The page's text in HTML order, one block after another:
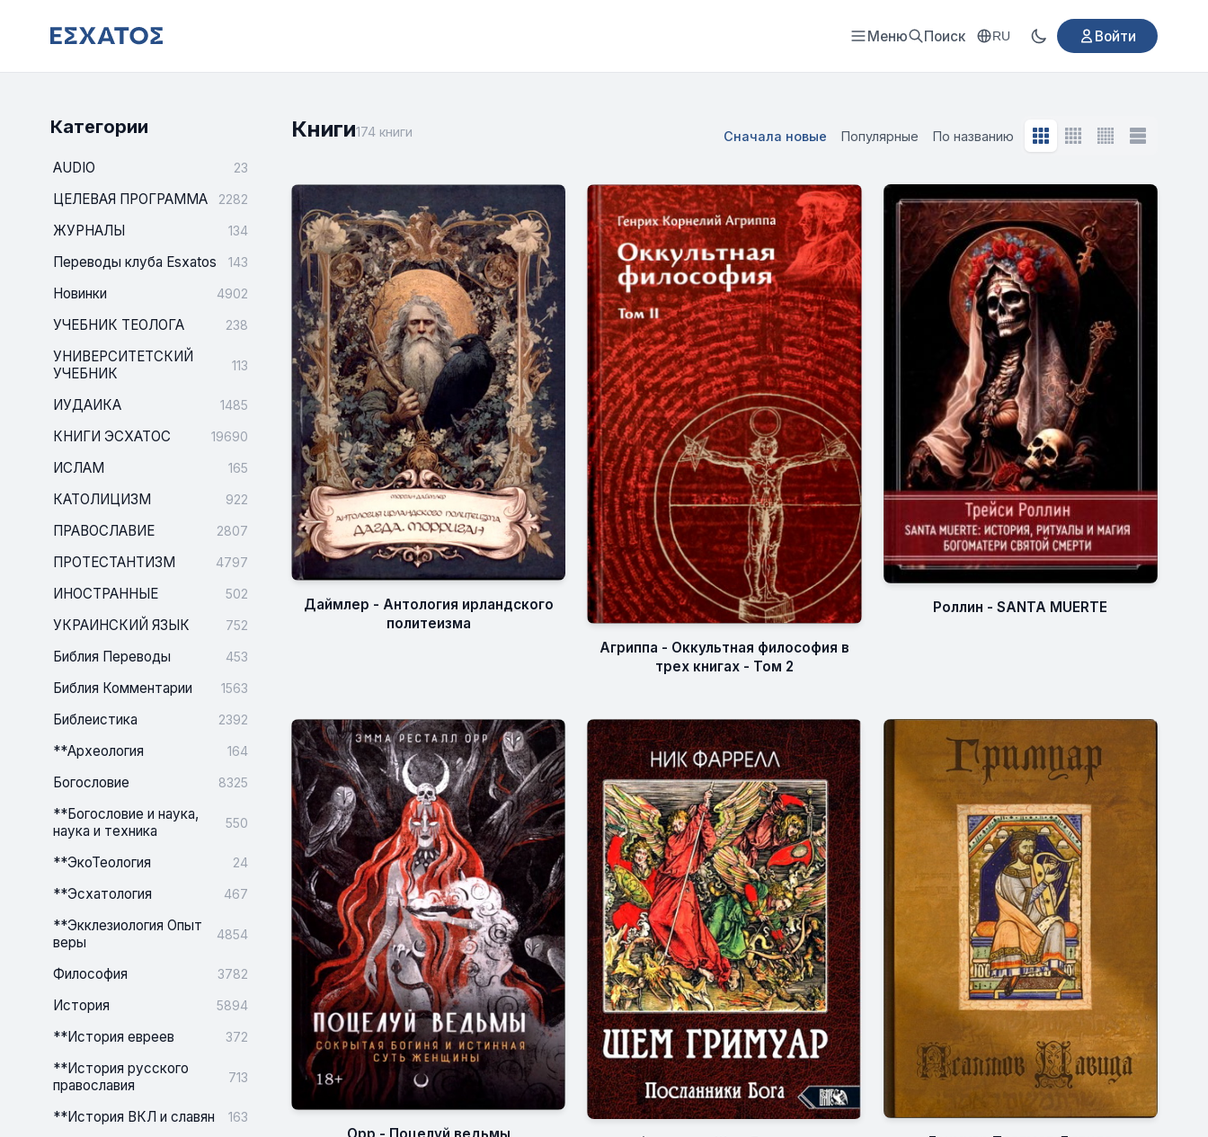
Меню Поиск RU Войти
Категории
AUDIO 23
ЦЕЛЕВАЯ ПРОГРАММА 2282
ЖУРНАЛЫ 134
Переводы клуба Esxatos 143
Новинки 4902
УЧЕБНИК ТЕОЛОГА 238
УНИВЕРСИТЕТСКИЙ
УЧЕБНИК
113
ИУДАИКА 1485
КНИГИ ЭСХАТОС 19690
ИСЛАМ 165
КАТОЛИЦИЗМ 922
ПРАВОСЛАВИЕ 2807
ПРОТЕСТАНТИЗМ 4797
ИНОСТРАННЫЕ 502
УКРАИНСКИЙ ЯЗЫК 752
Библия Переводы 453
Библия Комментарии 1563
Библеистика 2392
**Археология 164
Богословие 8325
**Богословие и наука,
наука и техника
550
**ЭкоТеология 24
**Эсхатология 467
**Экклезиология Опыт
веры
4854
Философия 3782
История 5894
**История евреев 372
**История русского
православия
713
**История ВКЛ и славян 163
Книги174 книги Сначала новые Популярные По названию
Даймлер - Антология ирландского
политеизма
Агриппа - Оккультная философия в
трех книгах - Том 2
Роллин - SANTA MUERTE